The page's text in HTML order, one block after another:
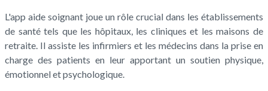
L'app aide soignant joue un rôle crucial dans les établissements
de santé tels que les hôpitaux, les cliniques et les maisons de
retraite. Il assiste les infirmiers et les médecins dans la prise en
charge des patients en leur apportant un soutien physique,
émotionnel et psychologique.